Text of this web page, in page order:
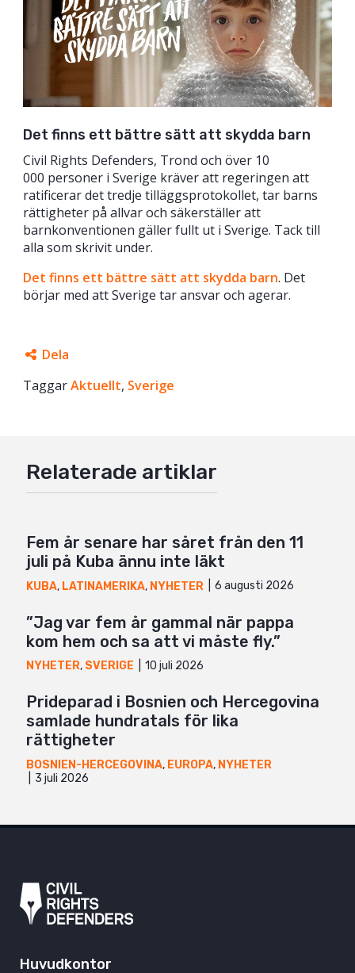
Det finns ett bättre sätt att skydda barn
Civil Rights Defenders, Trond och över 10
000 personer i Sverige kräver att regeringen att
ratificerar det tredje tilläggsprotokollet, tar barns
rättigheter på allvar och säkerställer att
barnkonventionen gäller fullt ut i Sverige. Tack till
alla som skrivit under.
Det finns ett bättre sätt att skydda barn. Det
börjar med att Sverige tar ansvar och agerar.
Dela
Facebook
Mail
TaggarAktuellt, Sverige
Relaterade artiklar
Fem år senare har såret från den 11
juli på Kuba ännu inte läkt
KUBA, LATINAMERIKA, NYHETER 6 augusti 2026
”Jag var fem år gammal när pappa
kom hem och sa att vi måste fly.”
NYHETER, SVERIGE 10 juli 2026
Prideparad i Bosnien och Hercegovina
samlade hundratals för lika
rättigheter
BOSNIEN-HERCEGOVINA, EUROPA, NYHETER
3 juli 2026
Huvudkontor